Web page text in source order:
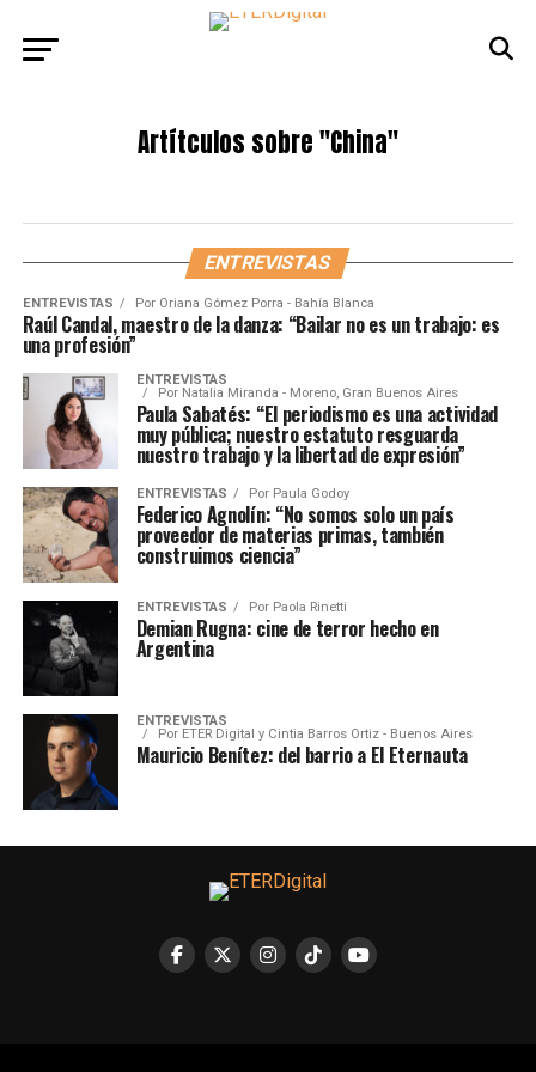
Artítculos sobre"China"
ENTREVISTAS
ENTREVISTAS Por Oriana Gómez Porra - Bahía Blanca
Raúl Candal, maestro de la danza: “Bailar no es un trabajo: es
una profesión”
ENTREVISTAS
Por Natalia Miranda - Moreno, Gran Buenos Aires
Paula Sabatés: “El periodismo es una actividad
muy pública; nuestro estatuto resguarda
nuestro trabajo y la libertad de expresión”
ENTREVISTAS Por Paula Godoy
Federico Agnolín: “No somos solo un país
proveedor de materias primas, también
construimos ciencia”
ENTREVISTAS Por Paola Rinetti
Demian Rugna: cine de terror hecho en
Argentina
ENTREVISTAS
Por ETER Digital y Cintia Barros Ortiz - Buenos Aires
Mauricio Benítez: del barrio a El Eternauta